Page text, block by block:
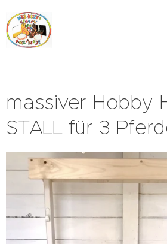
massiver Hobby
STALL für 3